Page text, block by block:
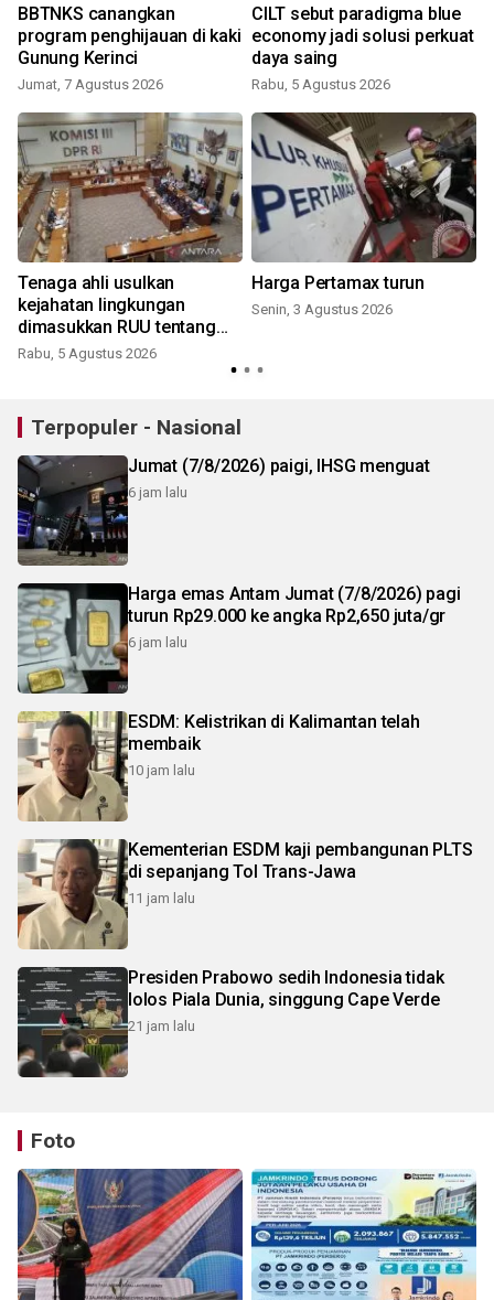
BBTNKS canangkan
program penghijauan di kaki
Gunung Kerinci
Jumat, 7 Agustus 2026
CILT sebut paradigma blue
economy jadi solusi perkuat
daya saing
Rabu, 5 Agustus 2026
Tenaga ahli usulkan
kejahatan lingkungan
dimasukkan RUU tentang
Perampasan Aset
Rabu, 5 Agustus 2026
Harga Pertamax turun
Senin, 3 Agustus 2026
Terpopuler - Nasional
Jumat (7/8/2026) paigi, IHSG menguat
6 jam lalu
Harga emas Antam Jumat (7/8/2026) pagi
turun Rp29.000 ke angka Rp2,650 juta/gr
6 jam lalu
ESDM: Kelistrikan di Kalimantan telah
membaik
10 jam lalu
Kementerian ESDM kaji pembangunan PLTS
di sepanjang Tol Trans-Jawa
11 jam lalu
Presiden Prabowo sedih Indonesia tidak
lolos Piala Dunia, singgung Cape Verde
21 jam lalu
Foto